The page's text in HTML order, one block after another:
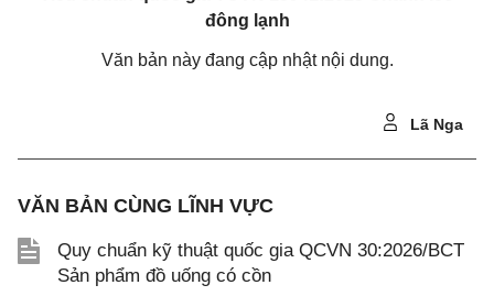
đông lạnh
Văn bản này đang cập nhật nội dung.
Lã Nga
VĂN BẢN CÙNG LĨNH VỰC
Quy chuẩn kỹ thuật quốc gia QCVN 30:2026/BCT
Sản phẩm đồ uống có cồn